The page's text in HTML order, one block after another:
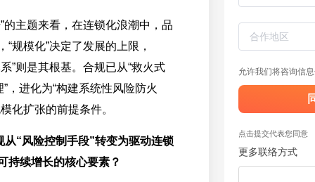
的主题来看，在连锁化浪潮中，品
“规模化”决定了发展的上限，
”则是其根基。合规已从“救火式
”，进化为“构建系统性风险防火
化扩张的前提条件。
从“风险控制手段”转变为驱动连锁
持续增长的核心要素？
允许我们将咨询信
点击提交代表您同意
更多联络方式